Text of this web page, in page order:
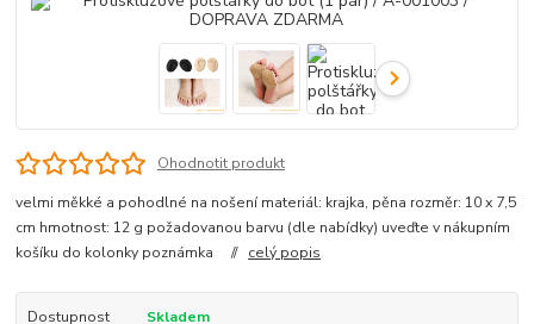
Ohodnotit produkt
velmi měkké a pohodlné na nošení materiál: krajka, pěna rozměr: 10 x 7,5
cm hmotnost: 12 g požadovanou barvu (dle nabídky) uveďte v nákupním
košíku do kolonky poznámka // celý popis
Dostupnost Skladem